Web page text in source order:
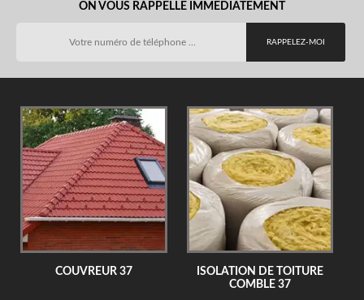
ON VOUS RAPPELLE IMMEDIATEMENT
COUVREUR 37
ISOLATION DE TOITURE
COMBLE 37